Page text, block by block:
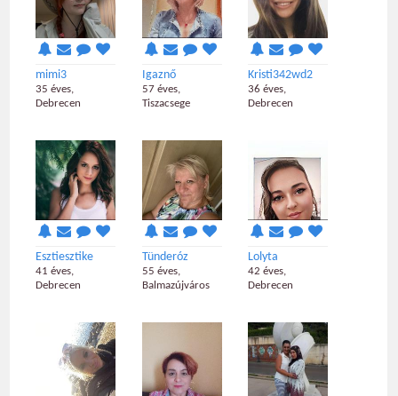
mimi3
35 éves,
Debrecen
Igaznő
57 éves,
Tiszacsege
Kristi342wd2
36 éves,
Debrecen
Esztiesztike
41 éves,
Debrecen
Tünderóz
55 éves,
Balmazújváros
Lolyta
42 éves,
Debrecen